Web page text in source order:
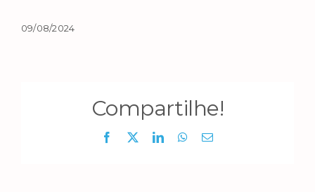
09/08/2024
Compartilhe!
Facebook
X LinkedInWhatsApp
E-